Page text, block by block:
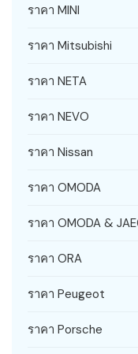
ราคา MINI
ราคา Mitsubishi
ราคา NETA
ราคา NEVO
ราคา Nissan
ราคา OMODA
ราคา OMODA &
ราคา ORA
ราคา Peugeot
ราคา Porsche